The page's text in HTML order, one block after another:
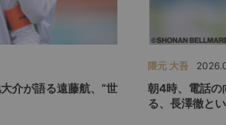
介が語る遠藤航、“世
隈元 大吾
朝4時、電話
る、長澤徹と